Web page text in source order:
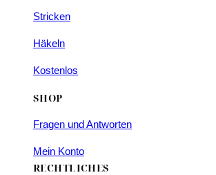
Stricken
Häkeln
Kostenlos
SHOP
Fragen und Antworten
Mein Konto
RECHTLICHES